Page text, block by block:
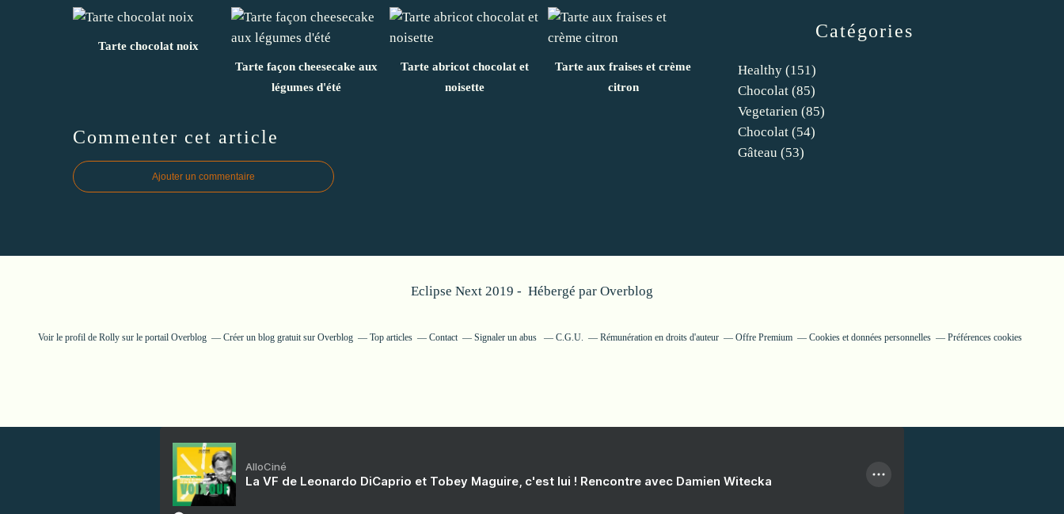
Tarte chocolat noix
Tarte façon cheesecake aux
légumes d'été
Tarte abricot chocolat et
noisette
Tarte aux fraises et crème
citron
Commenter cet article
Ajouter un commentaire
Catégories
Healthy (151)
Chocolat (85)
Vegetarien (85)
Chocolat (54)
Gâteau (53)
Eclipse Next 2019 - Hébergé par Overblog
Voir le profil de Rollysur le portail Overblog Créer un blog gratuit sur Overblog Top articles Contact Signaler un abus C.G.U. Rémunération en droits d'auteur Offre Premium Cookies et données personnelles Préférences cookies
AlloCiné
La VF de Leonardo DiCaprio et Tobey Maguire, c'est lui ! Rencontre avec Damien Witecka